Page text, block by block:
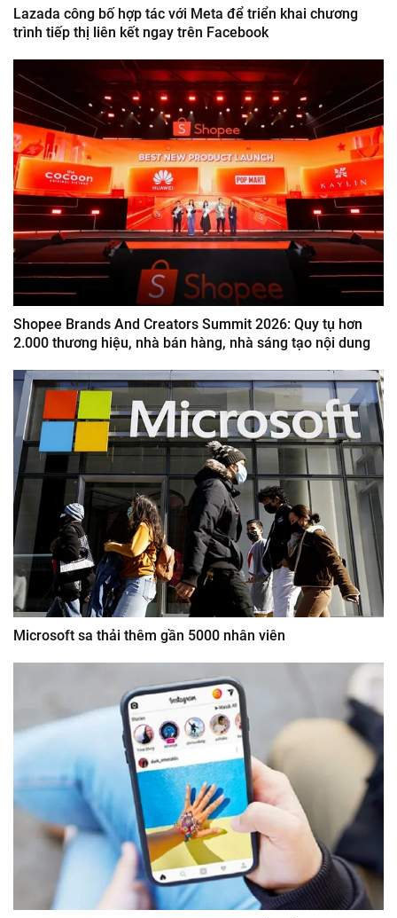
Lazada công bố hợp tác với Meta để triển khai chương
trình tiếp thị liên kết ngay trên Facebook
Shopee Brands And Creators Summit 2026: Quy tụ hơn
2.000 thương hiệu, nhà bán hàng, nhà sáng tạo nội dung
Microsoft sa thải thêm gần 5000 nhân viên